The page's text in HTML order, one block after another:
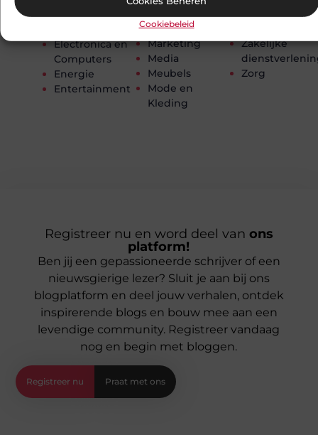
Cookiebeleid
Dieren
Electronica en
Computers
Energie
Entertainment
Kunst en Kitsch
Management
Marketing
Media
Meubels
Mode en
Kleding
Woningen
Zakelijke
Zorg
Registreer nu en word deel van ons
platform!
Ben jij een gepassioneerde schrijver of een
nieuwsgierige lezer? Sluit je aan bij ons
blogplatform en deel jouw verhalen, ontdek
inspirerende blogs en bouw mee aan een
levendige community. Registreer vandaag
nog en begin met bloggen.
Registreer nu Praat met ons